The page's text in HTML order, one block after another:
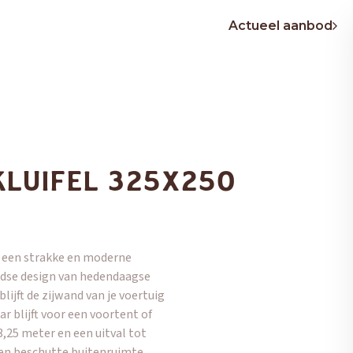
EASY CARAVANNING
EURA MOBIL
EURA MOBIL
Actueel aanbod
325X250
strakke en moderne
design van hedendaagse
de zijwand van je voertuig
blijft voor een voortent of
meter en een uitval tot